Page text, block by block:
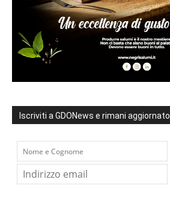
Iscriviti a GDONews e rimani aggiornato